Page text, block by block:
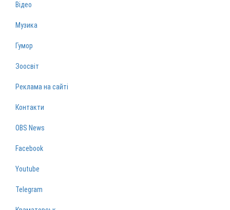
Відео
Музика
Гумор
Зоосвіт
Реклама на сайті
Контакти
OBS News
Facebook
Youtube
Telegram